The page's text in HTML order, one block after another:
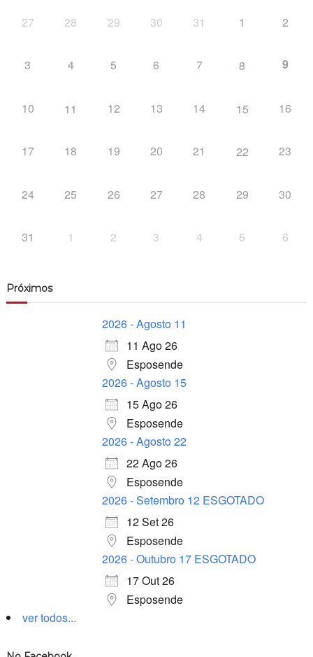
27 28 29 30 31 1 2
3 4 5 6 7 8 9
10 11 12 13 14 15 16
17 18 19 20 21 22 23
24 25 26 27 28 29 30
31 1 2 3 4 5 6
Próximos
2026 - Agosto 11
11 Ago 26
Esposende
2026 - Agosto 15
15 Ago 26
Esposende
2026 - Agosto 22
22 Ago 26
Esposende
2026 - Setembro 12 ESGOTADO
12 Set 26
Esposende
2026 - Outubro 17 ESGOTADO
17 Out 26
Esposende
ver todos...